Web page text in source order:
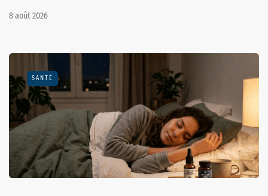
8 août 2026
SANTÉ